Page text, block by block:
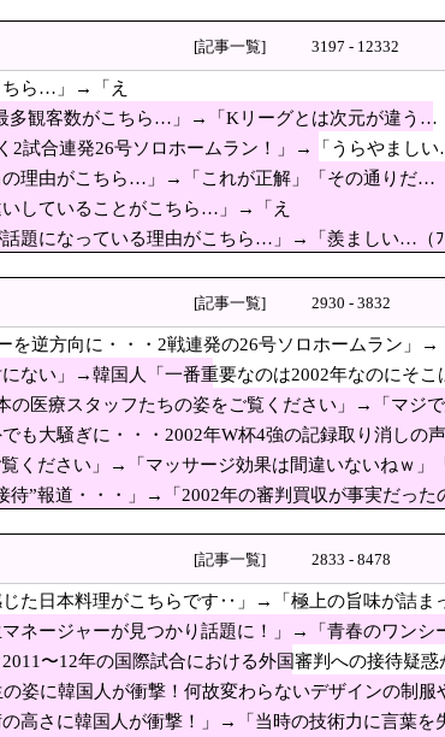
数がこちら…」→「Kリーグとは次元が違
カット盗難事件に
なってるみたいです…」
ンウとハン・ドンフンが互角」
大会』についても疑われてしまう…
ャーが見つかり話題に！」→「青春のワ
」
なおかげでなんとかなりそう
を守れますか」と中学生に詰問された結
なくなる！」 → 神戸市議「で？」ｗｗｗｗｗｗｗｗ
核を持たず日本を守れますか」と言われショック受
[記事一覧] 3197 - 12332
ちら…」→「え
」＝韓国の反応
多観客数がこちら…」→「Kリーグとは次元が違う…
2試合連発26号ソロホームラン！」→「うらやまし
理由がこちら…」→「これが正解」「その通りだ…
していることがこちら…」→「え
題になっている理由がこちら…」→「羨ましい…（ﾌ
[記事一覧] 2930 - 3832
を逆方向に・・・2戦連発の26号ソロホームラン」→
ジア打者GOAT」【MLB】
ない」→韓国人「一番重要なのは2002年なのにそこ
・・・」
の医療スタッフたちの姿をご覧ください」→「マジ
あんな状況なら日本だけではなく韓国の医療関係者
も大騒ぎに・・・2002年W杯4強の記録取り消しの声
る」「国民や国が築いた国格をサッカー選手が足で
ください」→「マッサージ効果は間違いないねｗ」
待”報道・・・」→「2002年の審判買収が事実だった
[記事一覧] 2833 - 8478
た日本料理がこちらです‥」→「極上の旨味が詰ま
ネージャーが見つかり話題に！」→「青春のワンシ
〜12年の国際試合における外国審判への接待疑惑
姿に韓国人が衝撃！何故変わらないデザインの制服
高さに韓国人が衝撃！」→「当時の技術力に言葉を